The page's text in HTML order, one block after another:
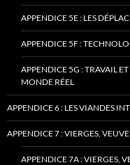
APPENDICE 5E : LES
APPENDICE 5F :
APPENDICE 5G : TRAVAIL
MONDE RÉEL
APPENDICE 6 : LES VIANDES
APPENDICE 7 : VIERGES,
APPENDICE 7A : VIERGES,